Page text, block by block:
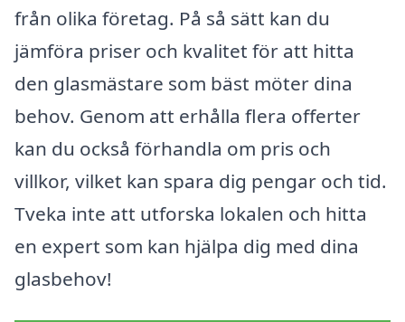
från olika företag. På så sätt kan du
jämföra priser och kvalitet för att hitta
den glasmästare som bäst möter dina
behov. Genom att erhålla flera offerter
kan du också förhandla om pris och
villkor, vilket kan spara dig pengar och tid.
Tveka inte att utforska lokalen och hitta
en expert som kan hjälpa dig med dina
glasbehov!